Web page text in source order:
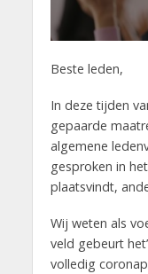
Beste leden,
In deze tijden
gepaarde
algemene
gesproken in
plaatsvindt,
Wij weten als
veld gebeurt
volledig